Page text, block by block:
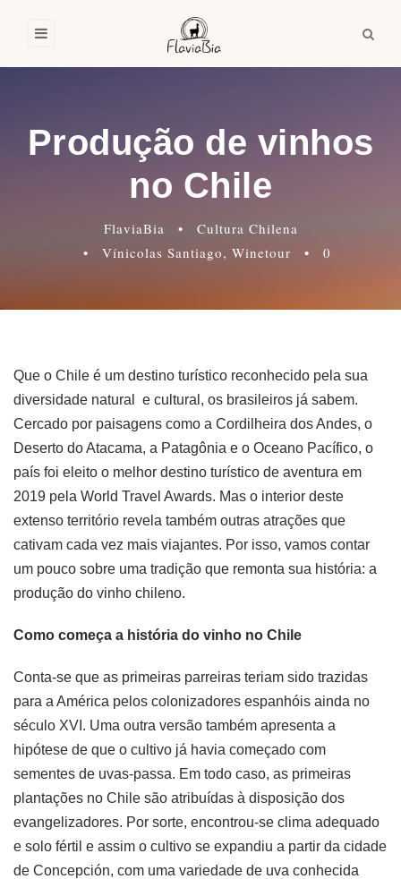
Produção de vinhos
no Chile
FlaviaBia •
Cultura Chilena
•
Vínicolas Santiago, Winetour • 0
Que o Chile é um destino turístico reconhecido pela sua
diversidade natural e cultural, os brasileiros já sabem.
Cercado por paisagens como a Cordilheira dos Andes, o
Deserto do Atacama, a Patagônia e o Oceano Pacífico, o
país foi eleito o melhor destino turístico de aventura em
2019 pela World Travel Awards. Mas o interior deste
extenso território revela também outras atrações que
cativam cada vez mais viajantes. Por isso, vamos contar
um pouco sobre uma tradição que remonta sua história: a
produção do vinho chileno.
Como começa a história do vinho no Chile
Conta-se que as primeiras parreiras teriam sido trazidas
para a América pelos colonizadores espanhóis ainda no
século XVI. Uma outra versão também apresenta a
hipótese de que o cultivo já havia começado com
sementes de uvas-passa. Em todo caso, as primeiras
plantações no Chile são atribuídas à disposição dos
evangelizadores. Por sorte, encontrou-se clima adequado
e solo fértil e assim o cultivo se expandiu a partir da cidade
de Concepción, com uma variedade de uva conhecida